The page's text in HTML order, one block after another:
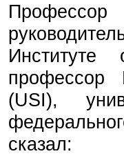
Институте
профессор
(USI),
сказал: